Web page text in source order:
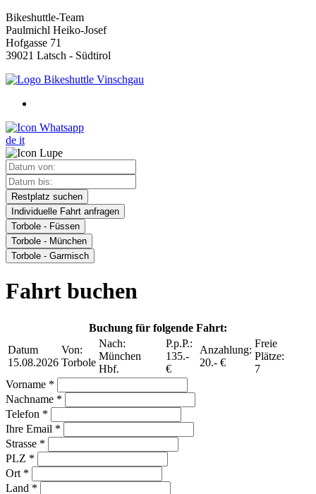
Bikeshuttle-Team
Paulmichl Heiko-Josef
Hofgasse 71
39021 Latsch - Südtirol
de it
Restplatz suchen
Individuelle Fahrt anfragen
Torbole - Füssen
Torbole - München
Torbole - Garmisch
Fahrt buchen
Buchung für folgende Fahrt:
Datum
15.08.2026
Von:
Torbole
Nach:
München
Hbf.
P.p.P.:
135.-
€
Anzahlung:
20.- €
Freie
Plätze:
7
Vorname *
Nachname *
Telefon *
Ihre Email *
Strasse *
PLZ *
Ort *
Land *